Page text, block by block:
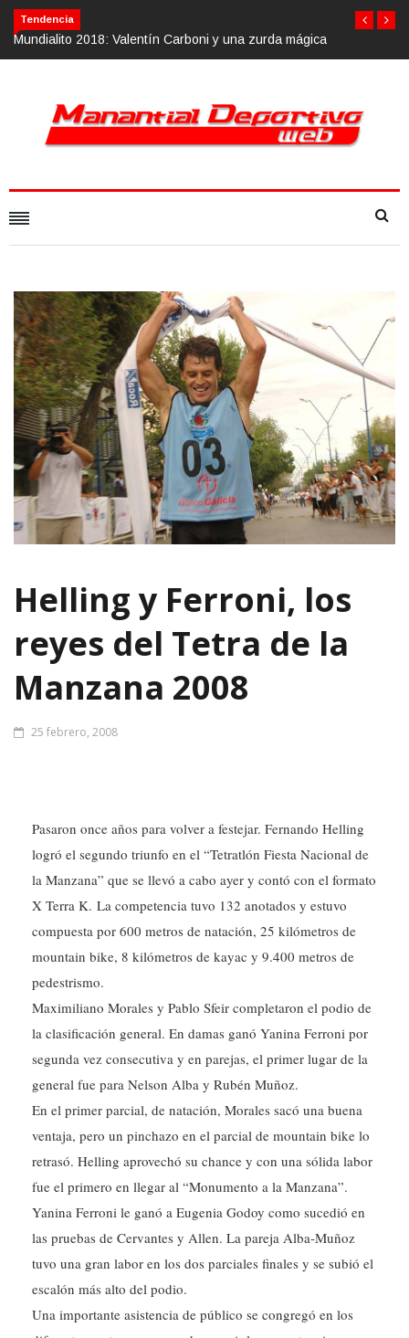
Tendencia
Helling y Ferroni, los
reyes del Tetra de la
Manzana 2008
logró el segundo triunfo en el “Tetratlón Fiesta Nacional de
la Manzana” que se llevó a cabo ayer y contó con el formato
X Terra K. La competencia tuvo 132 anotados y estuvo
compuesta por 600 metros de natación, 25 kilómetros de
mountain bike, 8 kilómetros de kayac y 9.400 metros de
pedestrismo.
Maximiliano Morales y Pablo Sfeir completaron el podio de
la clasificación general. En damas ganó Yanina Ferroni por
segunda vez consecutiva y en parejas, el primer lugar de la
general fue para Nelson Alba y Rubén Muñoz.
En el primer parcial, de natación, Morales sacó una buena
ventaja, pero un pinchazo en el parcial de mountain bike lo
retrasó. Helling aprovechó su chance y con una sólida labor
fue el primero en llegar al “Monumento a la Manzana”.
Yanina Ferroni le ganó a Eugenia Godoy como sucedió en
las pruebas de Cervantes y Allen. La pareja Alba-Muñoz
tuvo una gran labor en los dos parciales finales y se subió el
escalón más alto del podio.
Una importante asistencia de público se congregó en los
diferentes sectores, para poder seguir la competencia y